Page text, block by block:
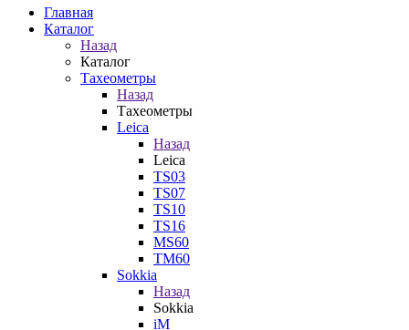
Главная
Каталог
Назад
Каталог
Тахеометры
Назад
Тахеометры
Leica
Назад
Leica
TS03
TS07
TS10
TS16
MS60
TM60
Sokkia
Назад
Sokkia
iM